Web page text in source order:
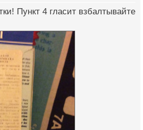
Пункт 4 гласит взбалтывайте